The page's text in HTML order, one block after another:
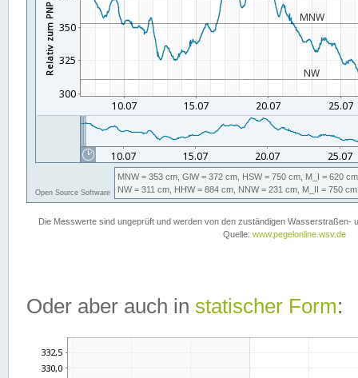
Oder aber auch in statischer Form: